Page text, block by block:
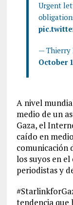
Urgent
— Thierry
October
A nivel
medio de un
Gaza, el
caído en
comunicación
los suyos en
periodistas y
tendencia que